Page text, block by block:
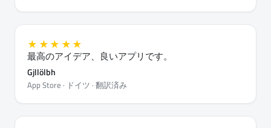
★★★★★
最高のアイデア、良いアプリです。
Gjllölbh
App Store · ドイツ · 翻訳済み